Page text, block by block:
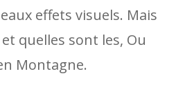
effets visuels. Mais
quelles sont les, Ou
Montagne.